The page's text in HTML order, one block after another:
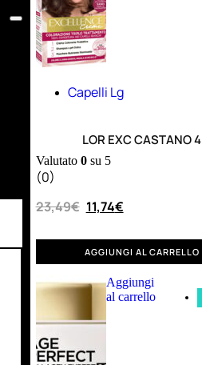
Capelli Lg
LOR EXC CASTANO 4
Valutato 0su 5
(0)
23,49€ 11,74€
AGGIUNGI AL CARRELLO
Aggiungi
al carrello